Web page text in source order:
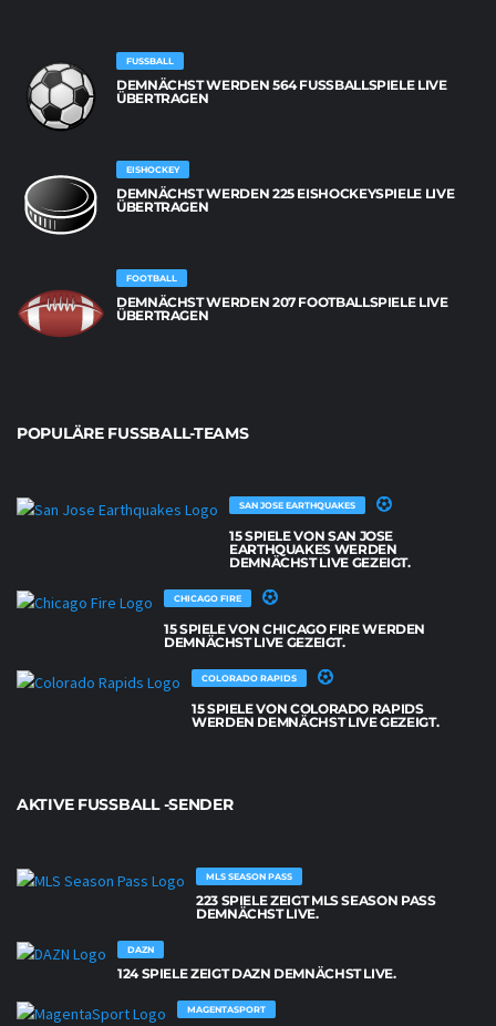
FUSSBALL
DEMNÄCHST WERDEN 564 FUSSBALLSPIELE LIVE Ü
BERTRAGEN
EISHOCKEY
DEMNÄCHST WERDEN 225 EISHOCKEYSPIELE LIVE
ÜBERTRAGEN
FOOTBALL
DEMNÄCHST WERDEN 207 FOOTBALLSPIELE LIVE
ÜBERTRAGEN
POPULÄRE FUSSBALL-TEAMS
SAN JOSE EARTHQUAKES
15 SPIELE VON SAN JOSE
EARTHQUAKES WERDEN
DEMNÄCHST LIVE GEZEIGT.
CHICAGO FIRE
15 SPIELE VON CHICAGO FIRE WERDEN
DEMNÄCHST LIVE GEZEIGT.
COLORADO RAPIDS
15 SPIELE VON COLORADO RAPIDS
WERDEN DEMNÄCHST LIVE GEZEIGT.
AKTIVE FUSSBALL -SENDER
MLS SEASON PASS
223 SPIELE ZEIGT MLS SEASON PASS
DEMNÄCHST LIVE.
DAZN
124 SPIELE ZEIGT DAZN DEMNÄCHST LIVE.
MAGENTASPORT